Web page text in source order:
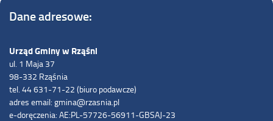
Dane adresowe:
Urząd Gminy w Rząśni
ul. 1 Maja 37
98-332 Rząśnia
tel. 44 631-71-22 (biuro podawcze)
adres email: gmina@rzasnia.pl
e-doręczenia: AE:PL-57726-56911-GBSAJ-23